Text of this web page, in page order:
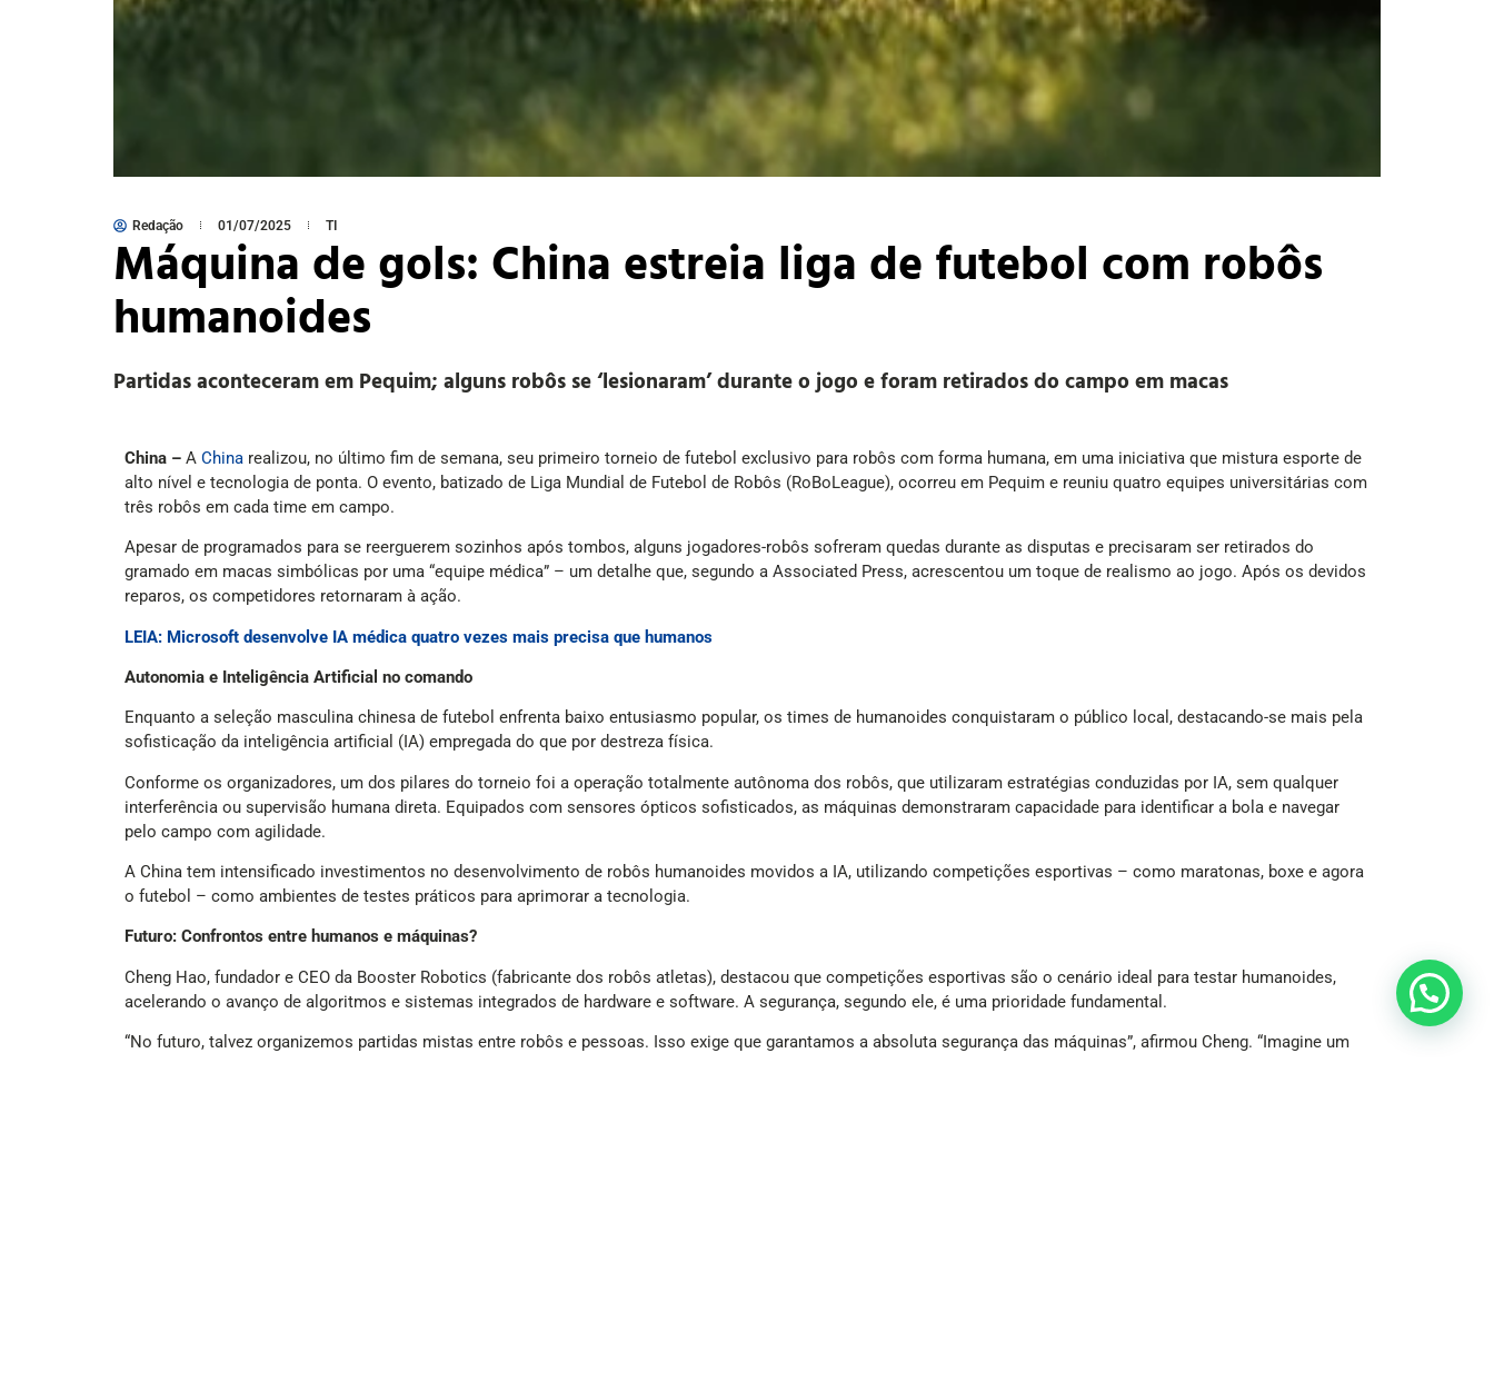
Redação 01/07/2025 TI
Máquina de gols: China estreia liga de futebol com robôs
humanoides
Partidas aconteceram em Pequim; alguns robôs se ‘lesionaram’ durante o jogo e foram retirados do campo em macas
China – A China realizou, no último fim de semana, seu primeiro torneio de futebol exclusivo para robôs com forma humana, em uma iniciativa que mistura esporte de
alto nível e tecnologia de ponta. O evento, batizado de Liga Mundial de Futebol de Robôs (RoBoLeague), ocorreu em Pequim e reuniu quatro equipes universitárias com
três robôs em cada time em campo.
Apesar de programados para se reerguerem sozinhos após tombos, alguns jogadores-robôs sofreram quedas durante as disputas e precisaram ser retirados do
gramado em macas simbólicas por uma “equipe médica” – um detalhe que, segundo a Associated Press, acrescentou um toque de realismo ao jogo. Após os devidos
reparos, os competidores retornaram à ação.
LEIA: Microsoft desenvolve IA médica quatro vezes mais precisa que humanos
Autonomia e Inteligência Artificial no comando
Enquanto a seleção masculina chinesa de futebol enfrenta baixo entusiasmo popular, os times de humanoides conquistaram o público local, destacando-se mais pela
sofisticação da inteligência artificial (IA) empregada do que por destreza física.
Conforme os organizadores, um dos pilares do torneio foi a operação totalmente autônoma dos robôs, que utilizaram estratégias conduzidas por IA, sem qualquer
interferência ou supervisão humana direta. Equipados com sensores ópticos sofisticados, as máquinas demonstraram capacidade para identificar a bola e navegar
pelo campo com agilidade.
A China tem intensificado investimentos no desenvolvimento de robôs humanoides movidos a IA, utilizando competições esportivas – como maratonas, boxe e agora
o futebol – como ambientes de testes práticos para aprimorar a tecnologia.
Futuro: Confrontos entre humanos e máquinas?
Cheng Hao, fundador e CEO da Booster Robotics (fabricante dos robôs atletas), destacou que competições esportivas são o cenário ideal para testar humanoides,
acelerando o avanço de algoritmos e sistemas integrados de hardware e software. A segurança, segundo ele, é uma prioridade fundamental.
“No futuro, talvez organizemos partidas mistas entre robôs e pessoas. Isso exige que garantamos a absoluta segurança das máquinas”, afirmou Cheng. “Imagine um